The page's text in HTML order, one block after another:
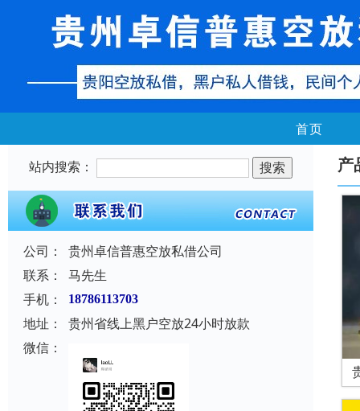
首页
站内搜索：
公司：
贵州卓信普惠空放私借公司
联系：
马先生
手机：
18786113703
地址：
贵州省线上黑户空放24小时放款
微信：
产